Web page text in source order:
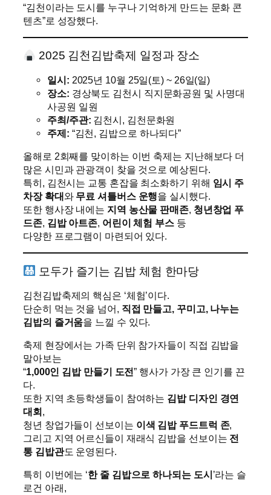
“김천이라는 도시를 누구나 기억하게 만드는 문화 콘
텐츠”로 성장했다.
2025 김천김밥축제 일정과 장소
일시: 2025년 10월 25일(토) ~ 26일(일)
장소: 경상북도 김천시 직지문화공원 및 사명대
사공원 일원
주최/주관: 김천시, 김천문화원
주제: “김천, 김밥으로 하나되다”
올해로 2회째를 맞이하는 이번 축제는 지난해보다 더
많은 시민과 관광객이 찾을 것으로 예상된다.
특히, 김천시는 교통 혼잡을 최소화하기 위해 임시 주
차장 확대와 무료 셔틀버스 운행을 실시했다.
또한 행사장 내에는 지역 농산물 판매존, 청년창업 푸
드존, 김밥 아트존, 어린이 체험 부스등
다양한 프로그램이 마련되어 있다.
모두가 즐기는 김밥 체험 한마당
김천김밥축제의 핵심은 ‘체험’이다.
단순히 먹는 것을 넘어, 직접 만들고, 꾸미고, 나누는
김밥의 즐거움을 느낄 수 있다.
축제 현장에서는 가족 단위 참가자들이 직접 김밥을
말아보는
“1,000인 김밥 만들기 도전” 행사가 가장 큰 인기를 끈
다.
또한 지역 초등학생들이 참여하는 김밥 디자인 경연
대회,
청년 창업가들이 선보이는 이색 김밥 푸드트럭 존,
그리고 지역 어르신들이 재래식 김밥을 선보이는 전
통 김밥관도 운영된다.
특히 이번에는 ‘한 줄 김밥으로 하나되는 도시’라는 슬
로건 아래,